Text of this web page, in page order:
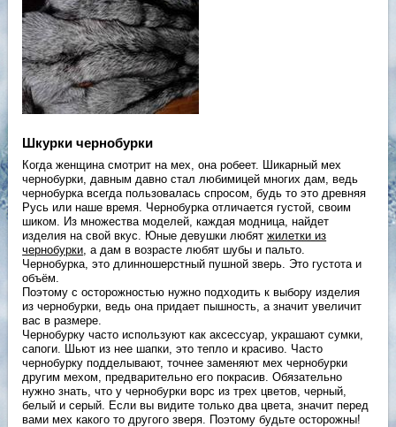
Шкурки чернобурки
Когда женщина смотрит на мех, она робеет. Шикарный мех
чернобурки, давным давно стал любимицей многих дам, ведь
чернобурка всегда пользовалась спросом, будь то это древняя
Русь или наше время. Чернобурка отличается густой, своим
шиком. Из множества моделей, каждая модница, найдет
изделия на свой вкус. Юные девушки любятжилетки из
чернобурки , а дам в возрасте любят шубы и пальто.
Чернобурка, это длинношерстный пушной зверь. Это густота и
объём.
Поэтому с осторожностью нужно подходить к выбору изделия
из чернобурки, ведь она придает пышность, а значит увеличит
вас в размере.
Чернобурку часто используют как аксессуар, украшают сумки,
сапоги. Шьют из нее шапки, это тепло и красиво. Часто
чернобурку подделывают, точнее заменяют мех чернобурки
другим мехом, предварительно его покрасив. Обязательно
нужно знать, что у чернобурки ворс из трех цветов, черный,
белый и серый. Если вы видите только два цвета, значит перед
вами мех какого то другого зверя. Поэтому будьте осторожны!